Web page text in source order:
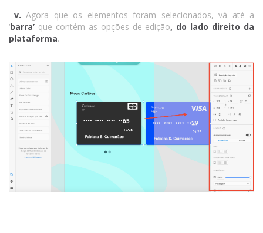
v. Agora que os elementos foram selecionados, vá até a
‘barra’ que contém as opções de edição, do lado direito da
plataforma.